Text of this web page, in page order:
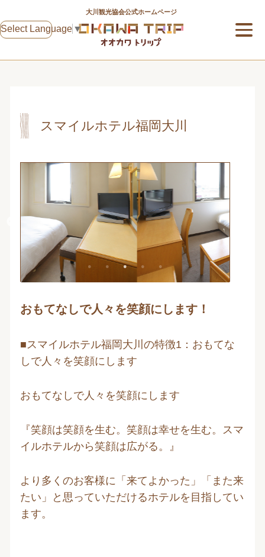
大川観光協会公式ホームページ
Select Language ▼
スマイルホテル福岡大川
おもてなしで人々を笑顔にします！
■スマイルホテル福岡大川の特徴1：おもてな
しで人々を笑顔にします
おもてなしで人々を笑顔にします
『笑顔は笑顔を生む。笑顔は幸せを生む。スマ
イルホテルから笑顔は広がる。』
より多くのお客様に「来てよかった」「また来
たい」と思っていただけるホテルを目指してい
ます。